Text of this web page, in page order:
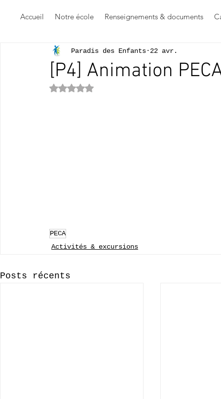
Accueil Notre école Renseignements & documents
[P4] Animation
Paradis des Enfants 22 avr.
Noté NaN étoiles sur 5.
PECA
Activités & excursions
Posts récents